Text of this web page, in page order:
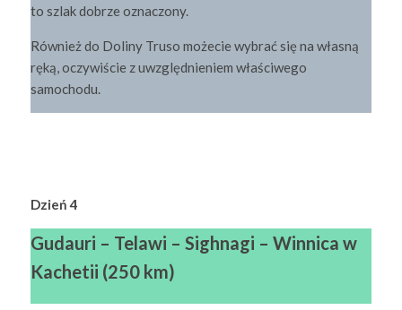
to szlak dobrze oznaczony.
Również do Doliny Truso możecie wybrać się na własną
ręką, oczywiście z uwzględnieniem właściwego
samochodu.
Dzień 4
Gudauri – Telawi – Sighnagi – Winnica w
Kachetii (250 km)